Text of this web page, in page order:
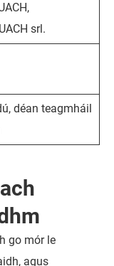
srl.
déan teagmháil
go mór le
agus